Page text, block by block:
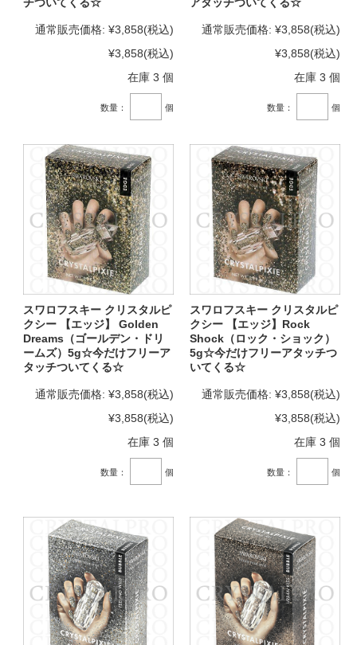
通常販売価格: ¥3,858(税込)
¥3,858(税込)
在庫 3 個
数量： 個
通常販売価格: ¥3,858(税込)
¥3,858(税込)
在庫 3 個
数量： 個
スワロフスキー クリスタルピ
クシー 【エッジ】 Golden
Dreams（ゴールデン・ドリ
ームズ）5g☆今だけフリーア
タッチついてくる☆
通常販売価格: ¥3,858(税込)
¥3,858(税込)
在庫 3 個
数量： 個
スワロフスキー クリスタルピ
クシー 【エッジ】Rock
Shock（ロック・ショック）
5g☆今だけフリーアタッチつ
いてくる☆
通常販売価格: ¥3,858(税込)
¥3,858(税込)
在庫 3 個
数量： 個